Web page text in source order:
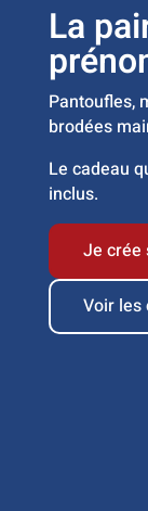
La
Pantoufles,
brodées
Le cadeau
inclus.
Je crée
Voir